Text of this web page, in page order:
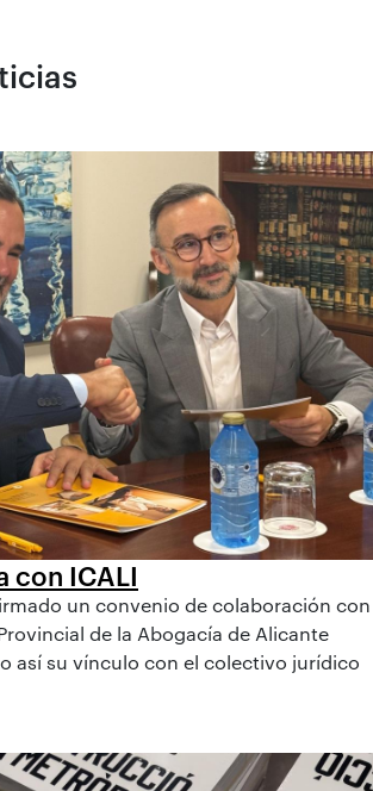
con ICALI
un convenio de colaboración con
de la Abogacía de Alicante
así su vínculo con el colectivo jurídico